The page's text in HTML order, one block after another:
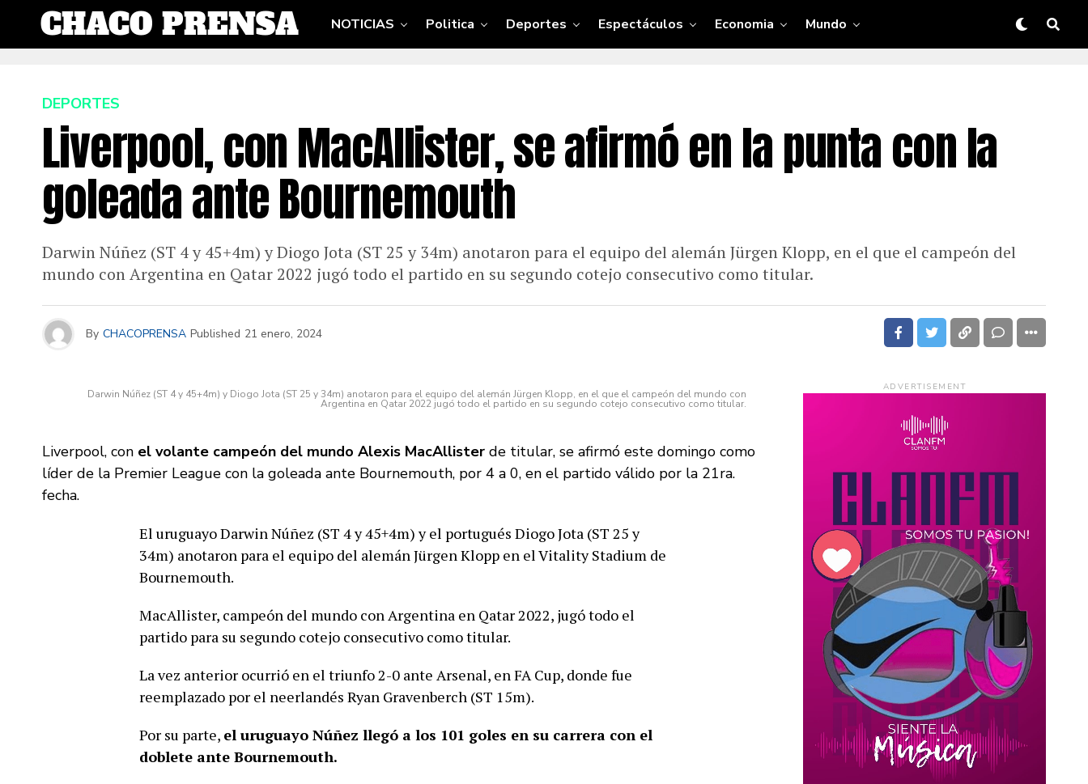
NOTICIAS Politica Deportes Espectáculos Economia Mundo
DEPORTES
Liverpool, con MacAllister, se afirmó en la punta con la
goleada ante Bournemouth
Darwin Núñez (ST 4 y 45+4m) y Diogo Jota (ST 25 y 34m) anotaron para el equipo del alemán Jürgen Klopp, en el que el campeón del
mundo con Argentina en Qatar 2022 jugó todo el partido en su segundo cotejo consecutivo como titular.
By CHACOPRENSA Published 21 enero, 2024
Darwin Núñez (ST 4 y 45+4m) y Diogo Jota (ST 25 y 34m) anotaron para el equipo del alemán Jürgen Klopp, en el que el campeón del mundo con
Argentina en Qatar 2022 jugó todo el partido en su segundo cotejo consecutivo como titular.
Liverpool, con el volante campeón del mundo Alexis MacAllister de titular, se afirmó este domingo como
líder de la Premier League con la goleada ante Bournemouth, por 4 a 0, en el partido válido por la 21ra.
fecha.
El uruguayo Darwin Núñez (ST 4 y 45+4m) y el portugués Diogo Jota (ST 25 y
34m) anotaron para el equipo del alemán Jürgen Klopp en el Vitality Stadium de
Bournemouth.
MacAllister, campeón del mundo con Argentina en Qatar 2022, jugó todo el
partido para su segundo cotejo consecutivo como titular.
La vez anterior ocurrió en el triunfo 2-0 ante Arsenal, en FA Cup, donde fue
reemplazado por el neerlandés Ryan Gravenberch (ST 15m).
Por su parte, el uruguayo Núñez llegó a los 101 goles en su carrera con el
doblete ante Bournemouth.
ADVERTISEMENT